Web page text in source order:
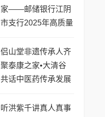
家——邮储银行江阴
市支行2025年高质量
侣山堂非遗传承人齐
聚泰康之家•大清谷
共话中医药传承发展
听洪紫千讲真人真事